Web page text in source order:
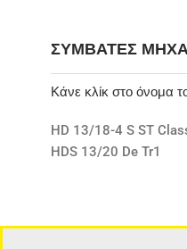
ΣΥΜΒΑΤΈΣ
Κάνε κλίκ στο όνομα
HD 13/18-4 S ST
HDS 13/20 De Tr1